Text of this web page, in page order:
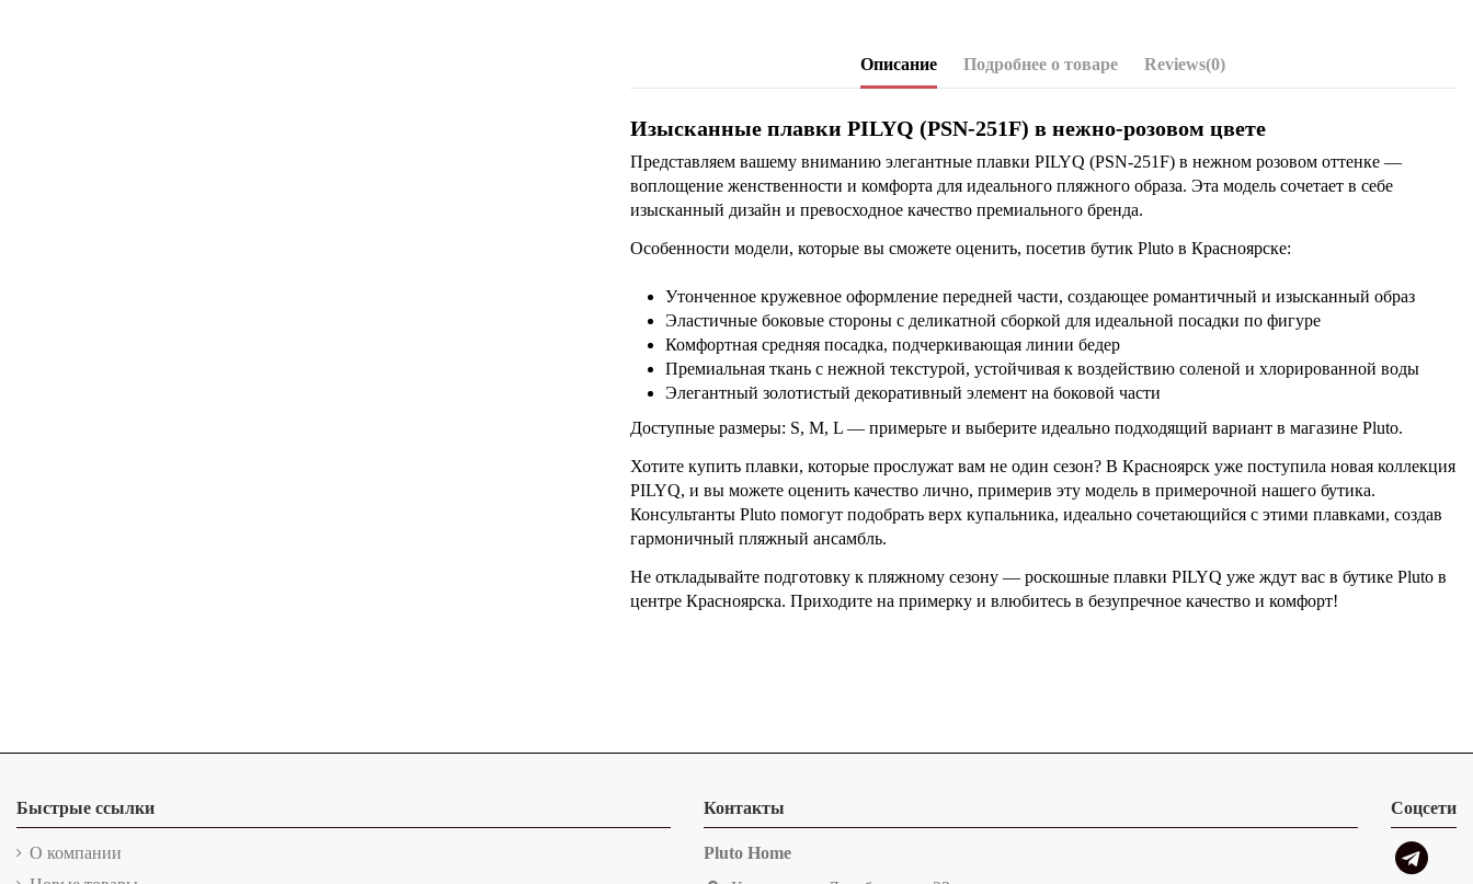
Описание Подробнее о товаре Reviews(0)
Изысканные плавки PILYQ (PSN-251F) в нежно-розовом цвете
Представляем вашему вниманию элегантные плавки PILYQ (PSN-251F) в нежном розовом оттенке —
воплощение женственности и комфорта для идеального пляжного образа. Эта модель сочетает в себе
изысканный дизайн и превосходное качество премиального бренда.
Особенности модели, которые вы сможете оценить, посетив бутик Pluto в Красноярске:
Утонченное кружевное оформление передней части, создающее романтичный и изысканный образ
Эластичные боковые стороны с деликатной сборкой для идеальной посадки по фигуре
Комфортная средняя посадка, подчеркивающая линии бедер
Премиальная ткань с нежной текстурой, устойчивая к воздействию соленой и хлорированной воды
Элегантный золотистый декоративный элемент на боковой части
Доступные размеры: S, M, L — примерьте и выберите идеально подходящий вариант в магазине Pluto.
Хотите купить плавки, которые прослужат вам не один сезон? В Красноярск уже поступила новая коллекция
PILYQ, и вы можете оценить качество лично, примерив эту модель в примерочной нашего бутика.
Консультанты Pluto помогут подобрать верх купальника, идеально сочетающийся с этими плавками, создав
гармоничный пляжный ансамбль.
Не откладывайте подготовку к пляжному сезону — роскошные плавки PILYQ уже ждут вас в бутике Pluto в
центре Красноярска. Приходите на примерку и влюбитесь в безупречное качество и комфорт!
Быстрые ссылки
О компании
Контакты
Pluto Home
Соцсети